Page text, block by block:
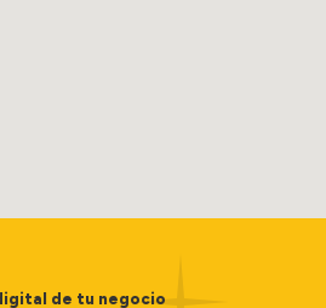
de tu negocio